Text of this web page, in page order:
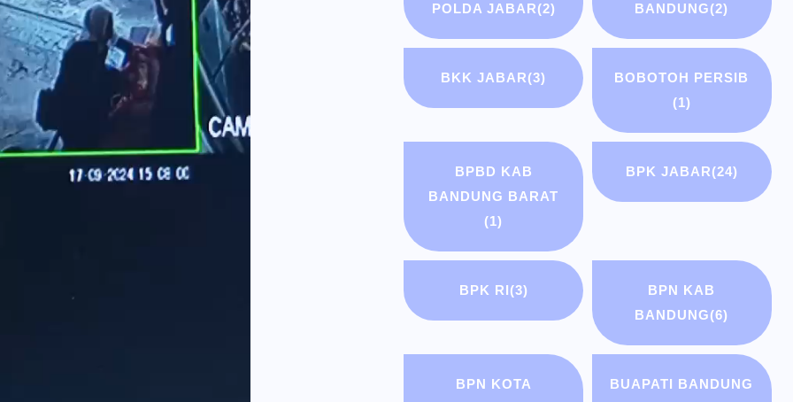
POLDA JABAR(2)
BANDUNG(2)
BKK JABAR(3)
BOBOTOH PERSIB
(1)
BPBD KAB
BANDUNG BARAT
(1)
BPK JABAR(24)
BPK RI(3)
BPN KAB
BANDUNG(6)
BPN KOTA
BUAPATI BANDUNG